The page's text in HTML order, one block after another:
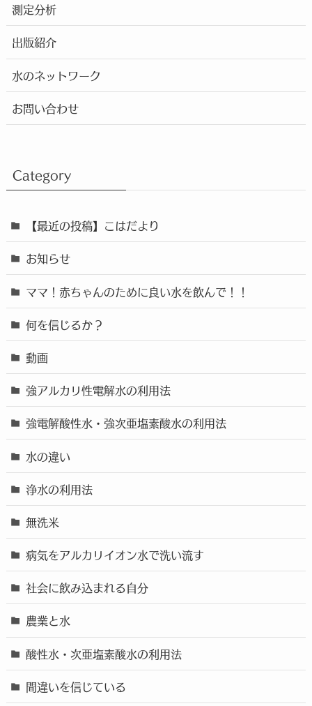
測定分析
出版紹介
水のネットワーク
お問い合わせ
Category
【最近の投稿】こはだより
お知らせ
ママ！赤ちゃんのために良い水を飲んで！！
何を信じるか？
動画
強アルカリ性電解水の利用法
強電解酸性水・強次亜塩素酸水の利用法
水の違い
浄水の利用法
無洗米
病気をアルカリイオン水で洗い流す
社会に飲み込まれる自分
農業と水
酸性水・次亜塩素酸水の利用法
間違いを信じている